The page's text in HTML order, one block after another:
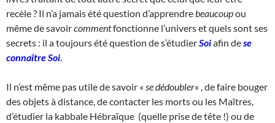
recèle ? Il n’a jamais été question d’apprendre beaucoupou
même de savoircommentfonctionne l’univers et quels sont ses
secrets : il a toujours été question de s’étudierSoiafin dese
connaître Soi
Il n’est même pas utile de savoir « se dédoubler« , de faire bouger
des objets à distance, de contacter les morts ou les Maîtres,
d’étudier la kabbale Hébraïque (quelle prise de tête !) ou de